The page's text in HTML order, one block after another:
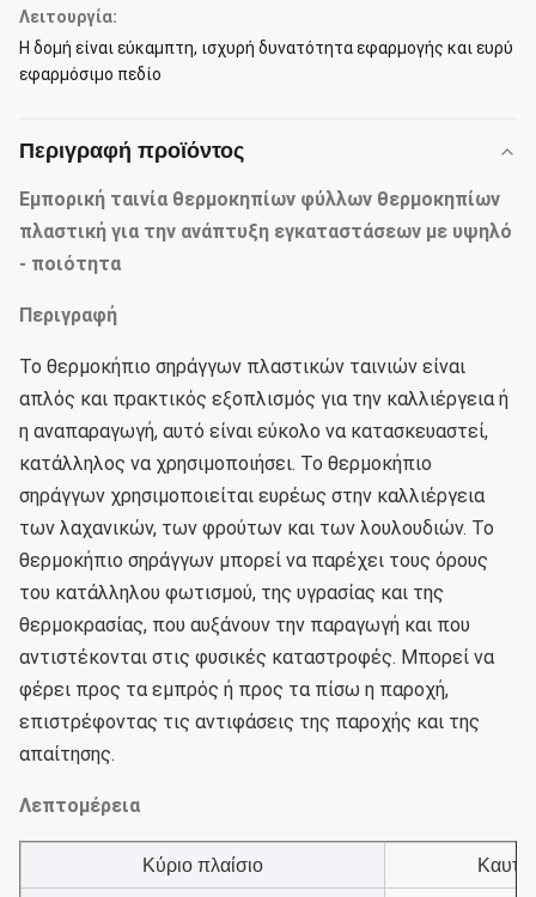
Λειτουργία:
Η δομή είναι εύκαμπτη, ισχυρή δυνατότητα εφαρμογής και ευρύ
εφαρμόσιμο πεδίο
Περιγραφή προϊόντος
Εμπορική ταινία θερμοκηπίων φύλλων θερμοκηπίων
πλαστική για την ανάπτυξη εγκαταστάσεων με υψηλό
- ποιότητα
Περιγραφή
Το θερμοκήπιο σηράγγων πλαστικών ταινιών είναι
απλός και πρακτικός εξοπλισμός για την καλλιέργεια ή
η αναπαραγωγή, αυτό είναι εύκολο να κατασκευαστεί,
κατάλληλος να χρησιμοποιήσει. Το θερμοκήπιο
σηράγγων χρησιμοποιείται ευρέως στην καλλιέργεια
των λαχανικών, των φρούτων και των λουλουδιών. Το
θερμοκήπιο σηράγγων μπορεί να παρέχει τους όρους
του κατάλληλου φωτισμού, της υγρασίας και της
θερμοκρασίας, που αυξάνουν την παραγωγή και που
αντιστέκονται στις φυσικές καταστροφές. Μπορεί να
φέρει προς τα εμπρός ή προς τα πίσω η παροχή,
επιστρέφοντας τις αντιφάσεις της παροχής και της
απαίτησης.
Λεπτομέρεια
Κύριο πλαίσιο